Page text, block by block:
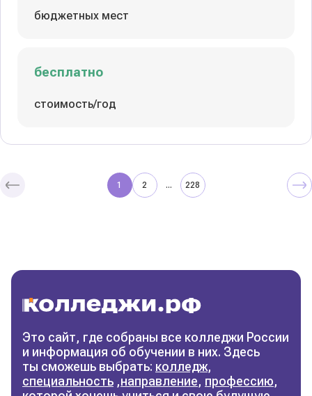
бюджетных мест
бесплатно
стоимость/год
колледж
Фильтры
Сбросить фильтры
1 2 ... 228
Это сайт, где собраны все колледжи России
и информация об обучении в них. Здесь
ты сможешь выбрать: колледж,
специальность ,направление, профессию,